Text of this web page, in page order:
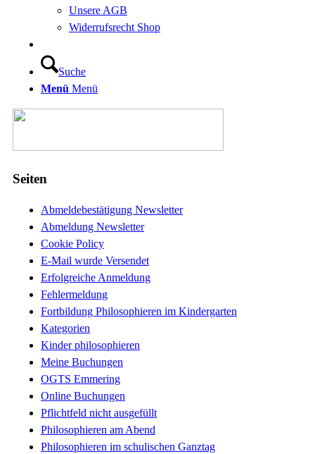
Unsere AGB
Widerrufsrecht Shop
Suche
Menü Menü
Seiten
Abmeldebestätigung Newsletter
Abmeldung Newsletter
Cookie Policy
E-Mail wurde Versendet
Erfolgreiche Anmeldung
Fehlermeldung
Fortbildung Philosophieren im Kindergarten
Kategorien
Kinder philosophieren
Meine Buchungen
OGTS Emmering
Online Buchungen
Pflichtfeld nicht ausgefüllt
Philosophieren am Abend
Philosophieren im schulischen Ganztag